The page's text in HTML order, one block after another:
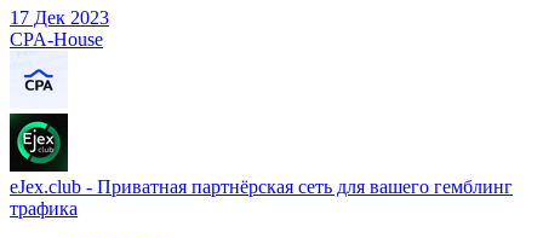
17 Дек 2023
CPA-House
eJex.club - Приватная партнёрcкая сеть для вашего гемблинг
трафика